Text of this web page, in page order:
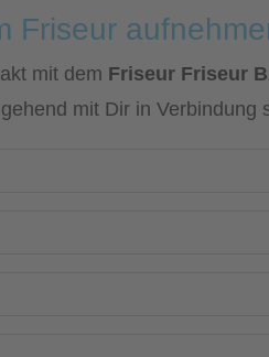
Friseur
mit dem Friseur Friseur
mit Dir in Verbindung